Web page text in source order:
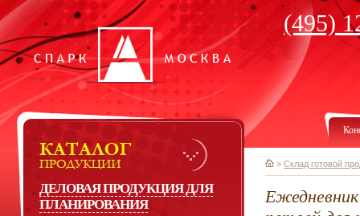
(495)
ДЕЛОВАЯ ПРОДУКЦИЯ ДЛЯ
ПЛАНИРОВАНИЯ
> Склад готовой